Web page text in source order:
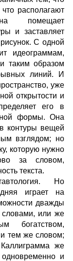
располагают
помещает
и заставляет
рисунок. С одной
идеограммам,
таким образом
линий. И
уже
открытости и
его в
формы. Она
контуры вещей
взглядом; но
которую нужно
за словом,
текста.
Но
играет на
дважды
или же
богатством,
тем же словом;
же
одновременно и